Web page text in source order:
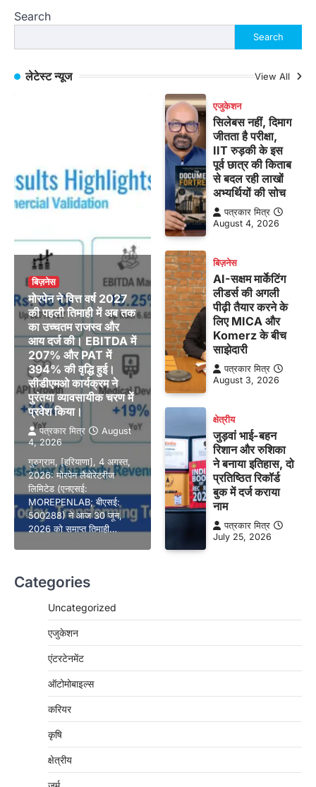
Search
Search
लेटेस्ट न्यूज View All
बिज़नेस
मोरपेन ने वित्त वर्ष 2027
की पहली तिमाही में अब तक
का उच्चतम राजस्व और
आय दर्ज की। EBITDA में
207% और PAT में
394% की वृद्धि हुई।
सीडीएमओ कार्यक्रम ने
पुरंतया व्यावसायीक चरण में
प्रवेश किया।
पत्रकार मित्र
August
4, 2026
गुरुग्राम, [हरियाणा], 4 अगस्त,
2026: मोरपेन लैबोरेटरीज
लिमिटेड (एनएसई:
MOREPENLAB; बीएसई:
500288) ने आज 30 जून,
2026 को समाप्त तिमाही…
एजुकेशन
सिलेबस नहीं, दिमाग
जीतता है परीक्षा,
IIT रुड़की के इस
पूर्व छात्र की किताब
से बदल रही लाखों
अभ्यर्थियों की सोच
पत्रकार मित्र
August 4, 2026
बिज़नेस
AI-सक्षम मार्केटिंग
लीडर्स की अगली
पीढ़ी तैयार करने के
लिए MICA और
Komerz के बीच
साझेदारी
पत्रकार मित्र
August 3, 2026
क्षेत्रीय
जुड़वां भाई-बहन
रिशान और रुशिका
ने बनाया इतिहास, दो
प्रतिष्ठित रिकॉर्ड
बुक में दर्ज कराया
नाम
पत्रकार मित्र
July 25, 2026
Categories
Uncategorized
एजुकेशन
एंटरटेनमेंट
ऑटोमोबाइल्स
करियर
कृषि
क्षेत्रीय